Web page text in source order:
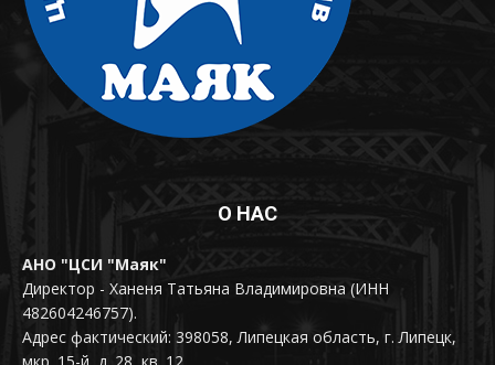
О НАС
АНО "ЦСИ "Маяк"
Директор - Ханеня Татьяна Владимировна (ИНН
482604246757).
Адрес фактический: 398058, Липецкая область, г. Липецк,